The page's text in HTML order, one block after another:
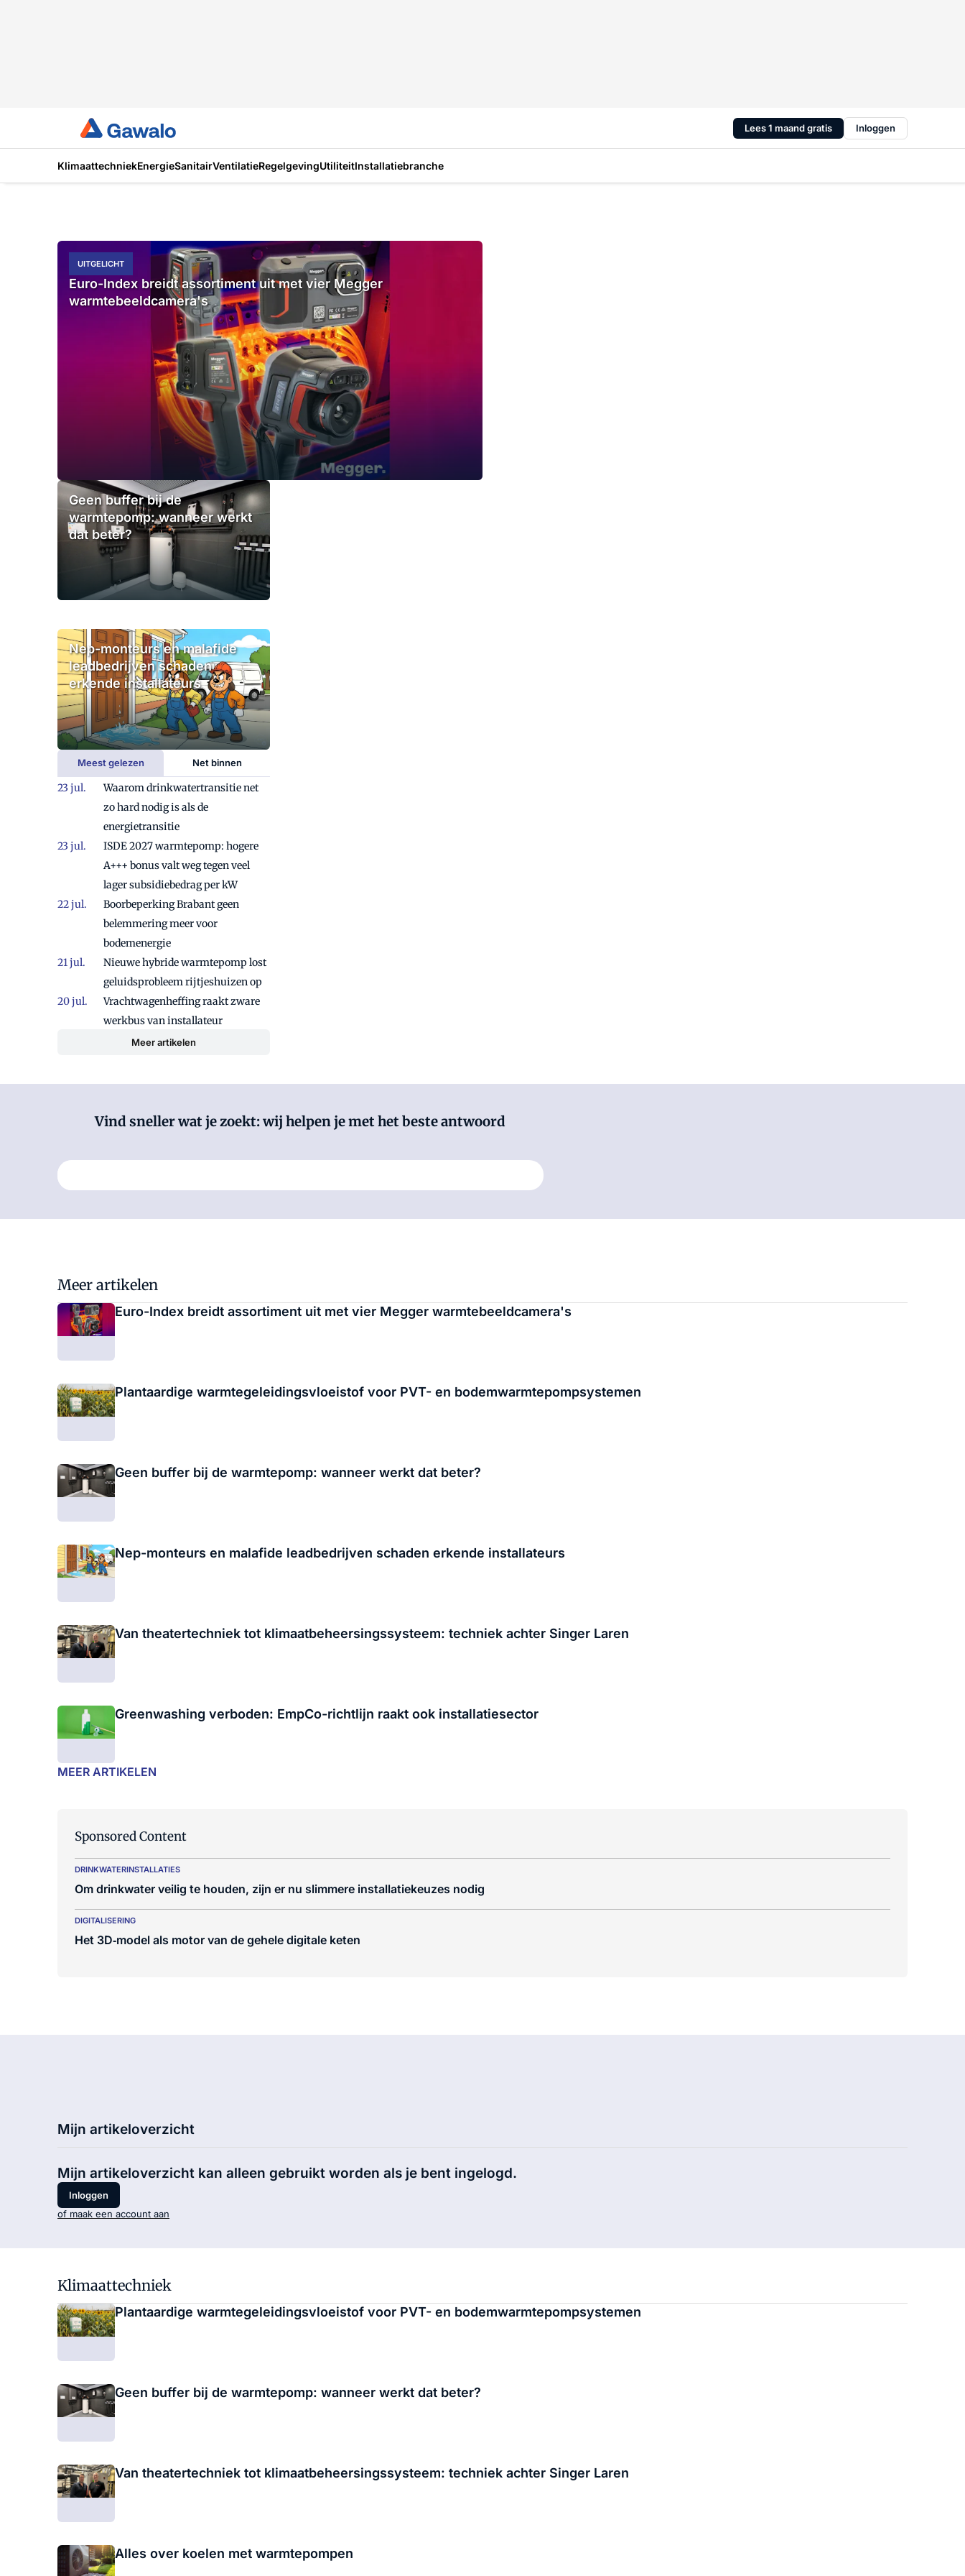
Lees 1 maand gratis Inloggen
KlimaattechniekEnergieSanitairVentilatieRegelgevingUtiliteitInstallatiebranche
UITGELICHT
Euro-Index breidt assortiment uit met vier Megger
warmtebeeldcamera's
Geen buffer bij de
warmtepomp: wanneer werkt
dat beter?
Nep-monteurs en malafide
leadbedrijven schaden
erkende installateurs
Meest gelezen Net binnen
Waarom drinkwatertransitie net
zo hard nodig is als de
energietransitie
ISDE 2027 warmtepomp: hogere
A+++ bonus valt weg tegen veel
lager subsidiebedrag per kW
Boorbeperking Brabant geen
belemmering meer voor
bodemenergie
Nieuwe hybride warmtepomp lost
geluidsprobleem rijtjeshuizen op
Vrachtwagenheffing raakt zware
werkbus van installateur
Meer artikelen
Vind sneller wat je zoekt: wij helpen je met het beste antwoord
Stel hier je vraag
Meer artikelen
Euro-Index breidt assortiment uit met vier Megger warmtebeeldcamera's
Plantaardige warmtegeleidingsvloeistof voor PVT- en bodemwarmtepompsystemen
Geen buffer bij de warmtepomp: wanneer werkt dat beter?
Nep-monteurs en malafide leadbedrijven schaden erkende installateurs
Van theatertechniek tot klimaatbeheersingssysteem: techniek achter Singer Laren
Greenwashing verboden: EmpCo-richtlijn raakt ook installatiesector
MEER ARTIKELEN
Sponsored Content
DRINKWATERINSTALLATIES
Om drinkwater veilig te houden, zijn er nu slimmere installatiekeuzes nodig
DIGITALISERING
Het 3D‑model als motor van de gehele digitale keten
Mijn artikeloverzicht
Mijn artikeloverzicht kan alleen gebruikt worden als je bent ingelogd.
Inloggen
of maak een account aan
Klimaattechniek
Plantaardige warmtegeleidingsvloeistof voor PVT- en bodemwarmtepompsystemen
Geen buffer bij de warmtepomp: wanneer werkt dat beter?
Van theatertechniek tot klimaatbeheersingssysteem: techniek achter Singer Laren
Alles over koelen met warmtepompen